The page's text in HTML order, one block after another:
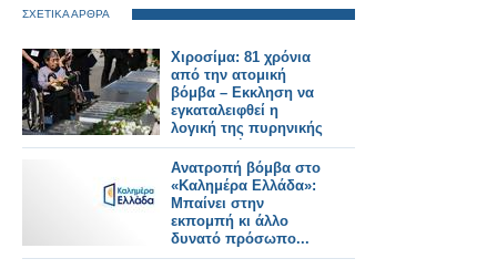
ΣΧΕΤΙΚΑ ΑΡΘΡΑ
Χιροσίμα: 81 χρόνια
από την ατομική
βόμβα – Εκκληση να
εγκαταλειφθεί η
λογική της πυρηνικής
αποτροπής
Ανατροπή βόμβα στο
«Καλημέρα Ελλάδα»:
Μπαίνει στην
εκπομπή κι άλλο
δυνατό πρόσωπο...